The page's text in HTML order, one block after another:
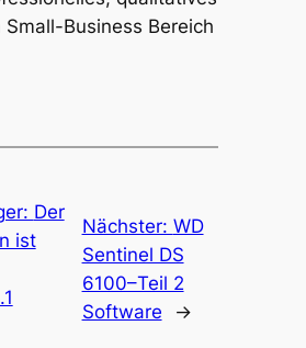
Business Bereich
Der
ist
Nächster: WD
Sentinel DS
6100–Teil 2
Software
→